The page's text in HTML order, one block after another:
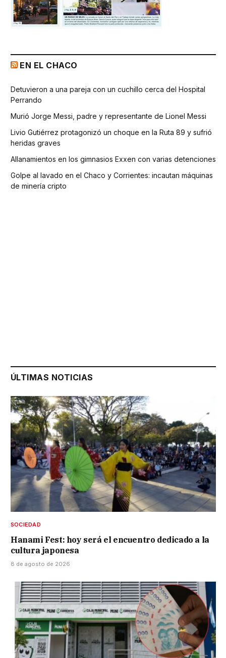
EN EL CHACO
Detuvieron a una pareja con un cuchillo cerca del Hospital
Perrando
Murió Jorge Messi, padre y representante de Lionel Messi
Livio Gutiérrez protagonizó un choque en la Ruta 89 y sufrió
heridas graves
Allanamientos en los gimnasios Exxen con varias detenciones
Golpe al lavado en el Chaco y Corrientes: incautan máquinas
de minería cripto
ÚLTIMAS NOTICIAS
SOCIEDAD
Hanami Fest: hoy será el encuentro dedicado a la
cultura japonesa
8 de agosto de 2026